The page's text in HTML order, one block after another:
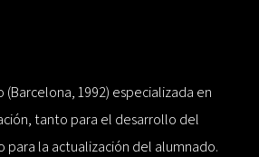
1992) especializada en
tanto para el desarrollo del
para la actualización del alumnado.